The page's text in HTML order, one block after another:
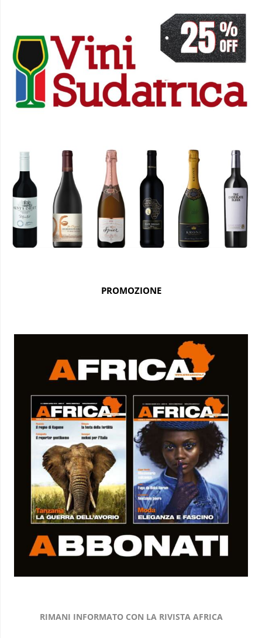
PROMOZIONE
RIMANI INFORMATO CON LA RIVISTA AFRICA